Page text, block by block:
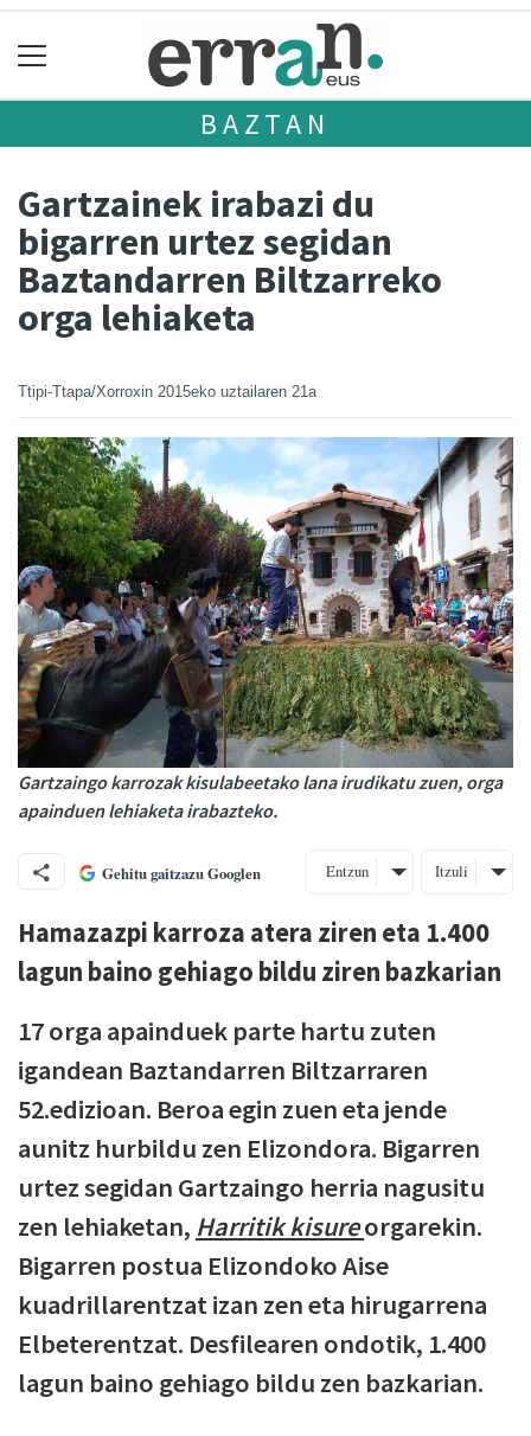
BAZTAN
Gartzainek irabazi du
bigarren urtez segidan
Baztandarren Biltzarreko
orga lehiaketa
Ttipi-Ttapa/Xorroxin 2015eko uztailaren 21a
Gartzaingo karrozak kisulabeetako lana irudikatu zuen, orga
apainduen lehiaketa irabazteko.
Gehitu gaitzazu Googlen Entzun Itzuli
Hamazazpi karroza atera ziren eta 1.400
lagun baino gehiago bildu ziren bazkarian
17 orga apainduek parte hartu zuten
igandean Baztandarren Biltzarraren
52.edizioan. Beroa egin zuen eta jende
aunitz hurbildu zen Elizondora. Bigarren
urtez segidan Gartzaingo herria nagusitu
zen lehiaketan, Harritik kisureorgarekin.
Bigarren postua Elizondoko Aise
kuadrillarentzat izan zen eta hirugarrena
Elbeterentzat. Desfilearen ondotik, 1.400
lagun baino gehiago bildu zen bazkarian.